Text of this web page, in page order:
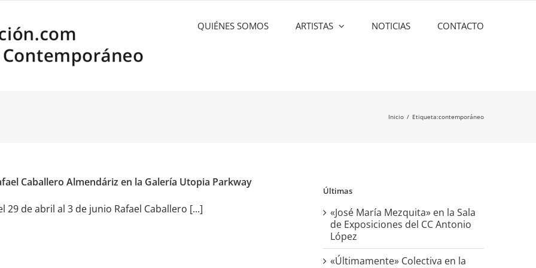
QUIÉNES SOMOS ARTISTAS NOTICIAS CONTACTO
Inicio Etiqueta:contemporáneo
Caballero Almendáriz en la Galería Utopia Parkway
29 de abril al 3 de junio Rafael Caballero [...]
Últimas
«José María Mezquita» en la Sala
de Exposiciones del CC Antonio
López
«Últimamente» Colectiva en la